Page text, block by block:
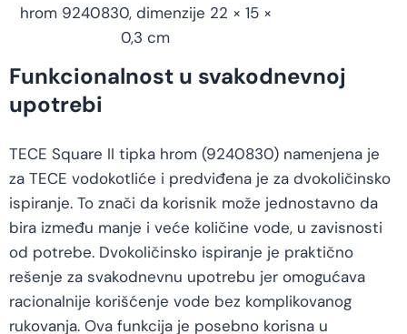
hrom 9240830, dimenzije 22 × 15 ×
0,3 cm
Funkcionalnost u svakodnevnoj
upotrebi
TECE Square II tipka hrom (9240830) namenjena je
za TECE vodokotliće i predviđena je za dvokoličinsko
ispiranje. To znači da korisnik može jednostavno da
bira između manje i veće količine vode, u zavisnosti
od potrebe. Dvokoličinsko ispiranje je praktično
rešenje za svakodnevnu upotrebu jer omogućava
racionalnije korišćenje vode bez komplikovanog
rukovanja. Ova funkcija je posebno korisna u